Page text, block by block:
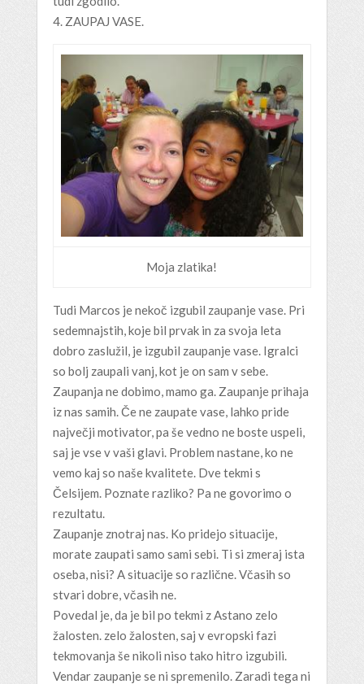
4. ZAUPAJ VASE.
Moja zlatika!
Tudi Marcos je nekoč izgubil zaupanje vase. Pri
sedemnajstih, koje bil prvak in za svoja leta
dobro zaslužil, je izgubil zaupanje vase. Igralci
so bolj zaupali vanj, kot je on sam v sebe.
Zaupanja ne dobimo, mamo ga. Zaupanje prihaja
iz nas samih. Če ne zaupate vase, lahko pride
največji motivator, pa še vedno ne boste uspeli,
saj je vse v vaši glavi. Problem nastane, ko ne
vemo kaj so naše kvalitete. Dve tekmi s
Čelsijem. Poznate razliko? Pa ne govorimo o
rezultatu.
Zaupanje znotraj nas. Ko pridejo situacije,
morate zaupati samo sami sebi. Ti si zmeraj ista
oseba, nisi? A situacije so različne. Včasih so
stvari dobre, včasih ne.
Povedal je, da je bil po tekmi z Astano zelo
žalosten. zelo žalosten, saj v evropski fazi
tekmovanja še nikoli niso tako hitro izgubili.
Vendar zaupanje se ni spremenilo. Zaradi tega ni